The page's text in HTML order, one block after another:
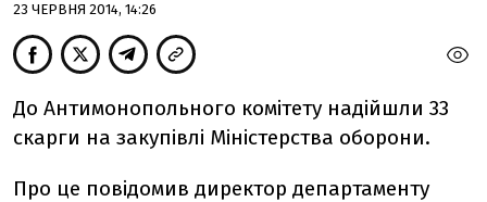
23 ЧЕРВНЯ 2014, 14:26
До Антимонопольного комітету надійшли 33
скарги на закупівлі Міністерства оборони.
Про це повідомив директор департаменту